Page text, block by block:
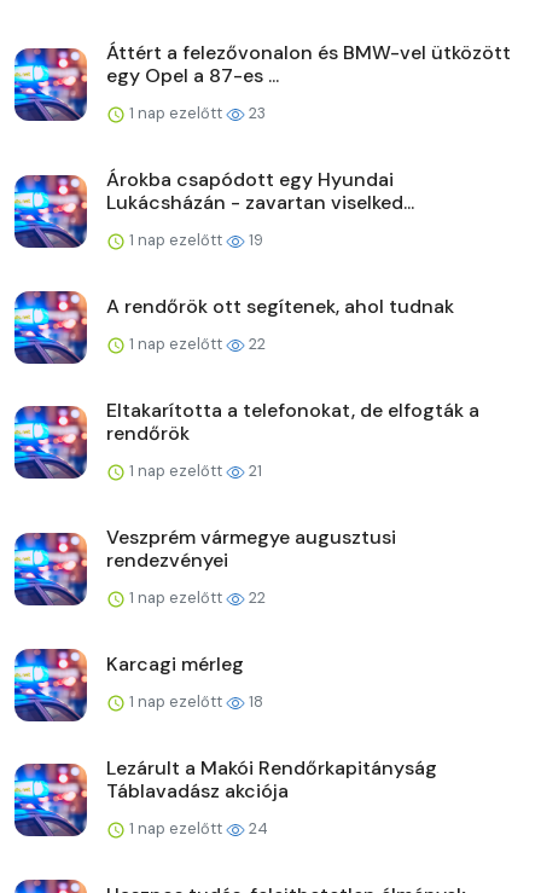
Áttért a felezővonalon és BMW-vel ütközött
egy Opel a 87-es ...
1 nap ezelőtt 23
Árokba csapódott egy Hyundai
Lukácsházán - zavartan viselked...
1 nap ezelőtt 19
A rendőrök ott segítenek, ahol tudnak
1 nap ezelőtt 22
Eltakarította a telefonokat, de elfogták a
rendőrök
1 nap ezelőtt 21
Veszprém vármegye augusztusi
rendezvényei
1 nap ezelőtt 22
Karcagi mérleg
1 nap ezelőtt 18
Lezárult a Makói Rendőrkapitányság
Táblavadász akciója
1 nap ezelőtt 24